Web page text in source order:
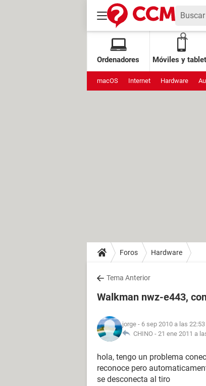
Ordenadores Móviles y
macOS Internet Hardware
Foros Hardware
Tema Anterior
Walkman nwz-e443,
jorge - 6 sep 2010 a las 22:53
CHINO - 21 ene 2011 a
hola, tengo un problema
reconoce pero
se desconecta al tiro